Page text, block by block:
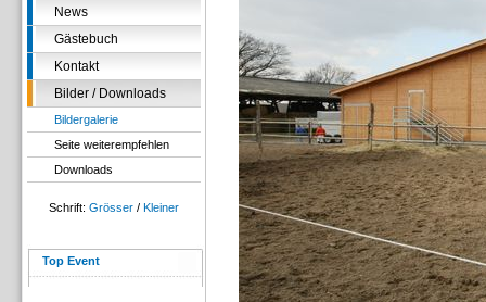
News
Gästebuch
Kontakt
Bilder / Downloads
Bildergalerie
Seite weiterempfehlen
Downloads
Schrift: Grösser / Kleiner
Top Event